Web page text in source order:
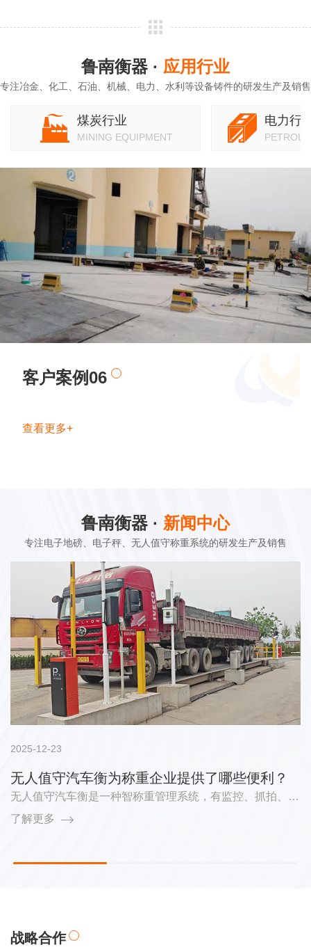
鲁南衡器 · 应用行业
专注冶金、化工、石油、机械、电力、水利等设备铸件的研发生产及销售
煤炭行业
MINING EQUIPMENT
电力行
客户案例06
查看更多+
鲁南衡器 · 新闻中心
专注电子地磅、电子秤、无人值守称重系统的研发生产及销售
2025-12-23
无人值守汽车衡为称重企业提供了哪些便利？
无人值守汽车衡是一种智称重管理系统，有监控、抓拍、自
动起落杆、车牌识别等功能，无需人员看守。那么无人值守
内部透明度，通过司机的“一卡通”，对需更多称重信息进行
了解更多
战略合作